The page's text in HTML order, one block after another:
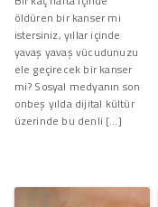
öldüren bir kanser mi
istersiniz, yıllar içinde
yavaş yavaş vücudunuzu
ele geçirecek bir kanser
mi? Sosyal medyanın son
onbeş yılda dijital kültür
üzerinde bu denli […]